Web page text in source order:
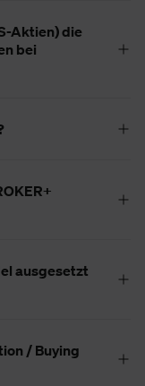
Aktien) die
bei
ausgesetzt
/ Buying